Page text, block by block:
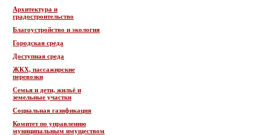
Архитектура и
градостроительство
Благоустройство и экология
Городская среда
Доступная среда
ЖКХ, пассажирские
перевозки
Семья и дети, жильё и
земельные участки
Социальная газификация
Комитет по управлению
муниципальным имуществом